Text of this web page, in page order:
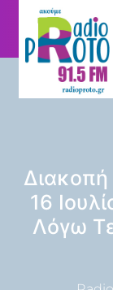
16
Λόγω